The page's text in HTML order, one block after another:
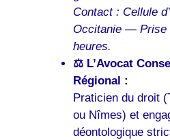
Contact : Cellule
Occitanie — Prise
heures.
⚖️ L’Avocat
Régional :
Praticien du droit
ou Nîmes) et
déontologique